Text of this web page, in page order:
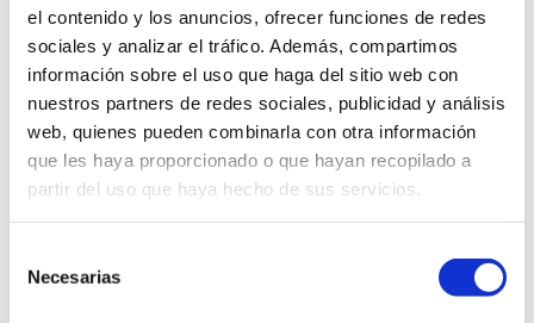
el contenido y los anuncios, ofrecer funciones de redes
sociales y analizar el tráfico. Además, compartimos
información sobre el uso que haga del sitio web con
nuestros partners de redes sociales, publicidad y análisis
web, quienes pueden combinarla con otra información
que les haya proporcionado o que hayan recopilado a
partir del uso que haya hecho de sus servicios.
Necesarias
Empresas de alquiler de bicicletas